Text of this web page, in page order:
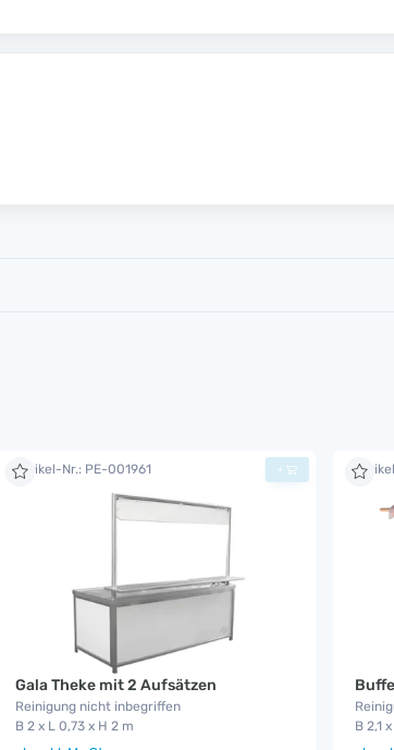
Artikel-Nr.: PE-001961
Gala Theke mit 2 Aufsätzen
Reinigung nicht inbegriffen
B 2 x L 0,73 x H 2 m
+
B 2,1